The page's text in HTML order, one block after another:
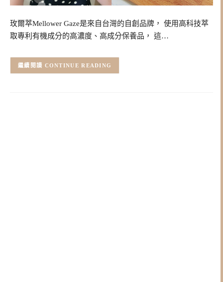
玫爾萃Mellower Gaze是來自台灣的自創品牌， 使用高科技萃
取專利有機成分的高濃度、高成分保養品， 這…
CONTINUE READING